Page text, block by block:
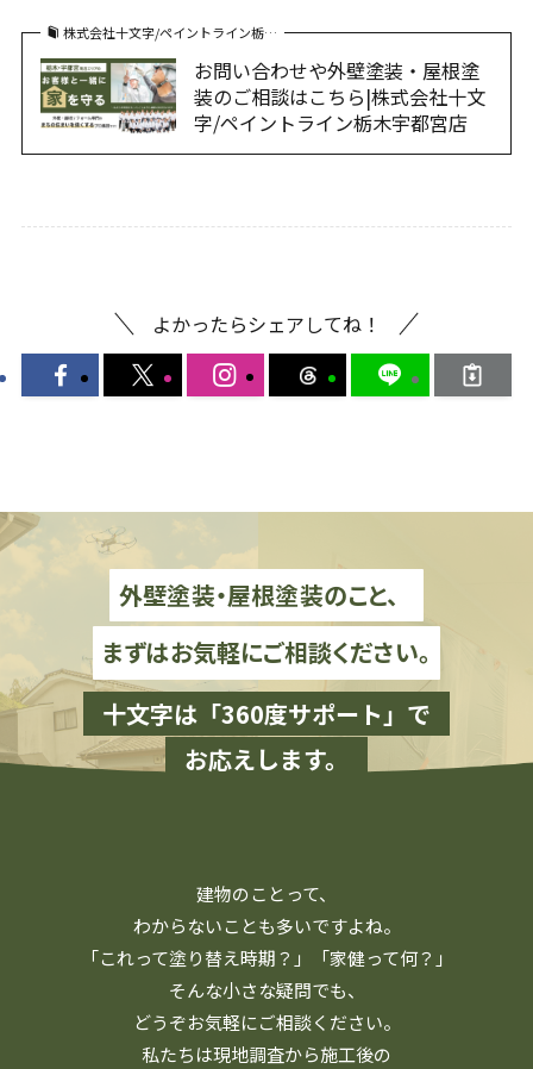
株式会社十文字/ペイントライン栃…
お問い合わせや外壁塗装・屋根塗
装のご相談はこちら|株式会社十文
字/ペイントライン栃木宇都宮店
よかったらシェアしてね！
外壁塗装・屋根塗装のこと、
まずはお気軽にご相談ください。
十文字は「360度サポート」で
お応えします。
建物のことって、
わからないことも多いですよね。
「これって塗り替え時期？」「家健って何？」
そんな小さな疑問でも、
どうぞお気軽にご相談ください。
私たちは現地調査から施工後の